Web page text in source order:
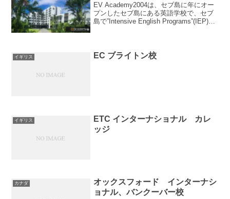
EV Academy2004は、セブ島に年にオー
プンしたセブ島にある英語学校で、セブ
島で”Intensive English Programs”(IEP)を
イギリス EC ブライトン校
イギリス
ETC インターナショナル カレ
ッジ
カナダ
オックスフォード インターナシ
ョナル、バンクーバー校